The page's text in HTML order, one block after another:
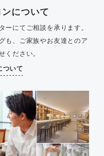
について
ーにてご相談を承ります。
も、ご家族やお友達とのア
ください。
ついて